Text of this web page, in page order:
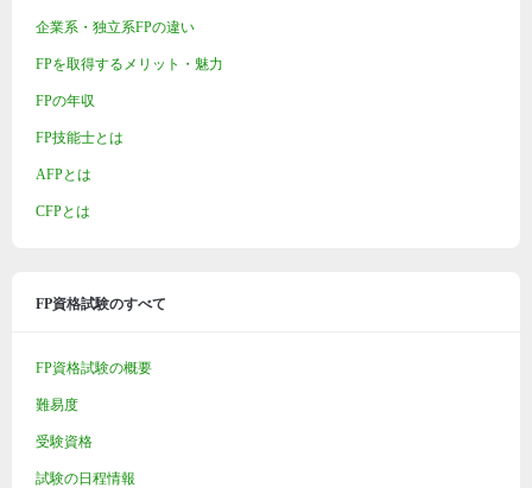
企業系・独立系FPの違い
FPを取得するメリット・魅力
FPの年収
FP技能士とは
AFPとは
CFPとは
FP資格試験のすべて
FP資格試験の概要
難易度
受験資格
試験の日程情報